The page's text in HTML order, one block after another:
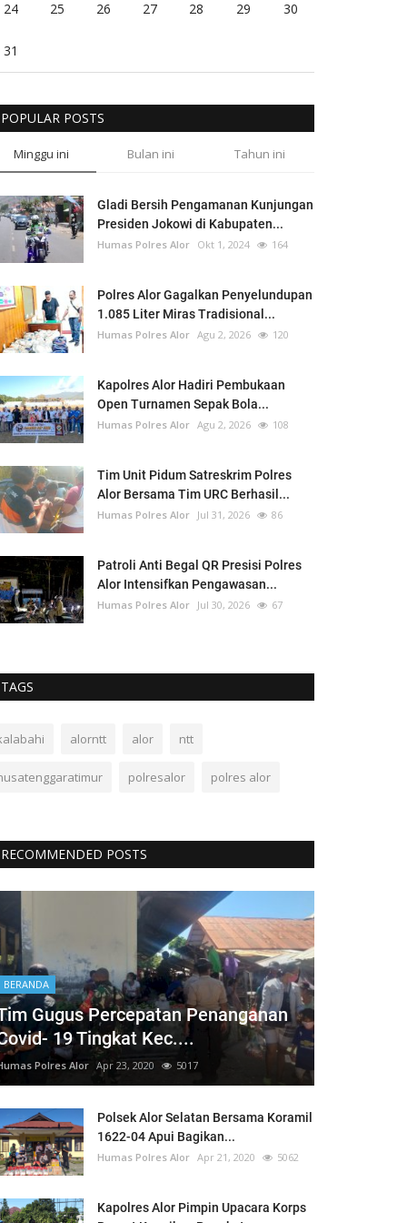
24 25 26 27 28 29 30
31
POPULAR POSTS
Minggu ini Bulan ini Tahun ini
Gladi Bersih Pengamanan Kunjungan
Presiden Jokowi di Kabupaten...
Humas Polres Alor Okt 1, 2024 164
Polres Alor Gagalkan Penyelundupan
1.085 Liter Miras Tradisional...
Humas Polres Alor Agu 2, 2026 120
Kapolres Alor Hadiri Pembukaan
Open Turnamen Sepak Bola...
Humas Polres Alor Agu 2, 2026 108
Tim Unit Pidum Satreskrim Polres
Alor Bersama Tim URC Berhasil...
Humas Polres Alor Jul 31, 2026 86
Patroli Anti Begal QR Presisi Polres
Alor Intensifkan Pengawasan...
Humas Polres Alor Jul 30, 2026 67
TAGS
alorntt alor ntt
polresalor polres alor
RECOMMENDED POSTS
BERANDA
Gugus Percepatan Penanganan
19 Tingkat Kec....
Polres Alor Apr 23, 2020 5017
Polsek Alor Selatan Bersama Koramil
1622-04 Apui Bagikan...
Humas Polres Alor Apr 21, 2020 5062
Kapolres Alor Pimpin Upacara Korps